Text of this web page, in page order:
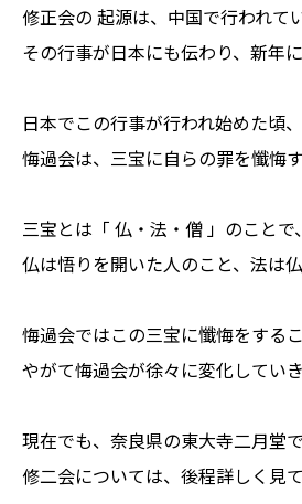
修正会の 起源は、中国で行われて
その行事が日本にも伝わり、新年
日本でこの行事が行われ始めた頃
悔過会は、三宝に自らの罪を懺悔す
三宝とは「 仏・法・僧 」のことで
仏は悟りを開いた人のこと、法は
悔過会ではこの三宝に懺悔をする
やがて悔過会が徐々に変化してい
現在でも、奈良県の東大寺二月堂
修二会については、後程詳しく見て